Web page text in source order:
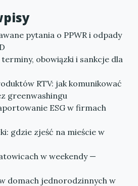
pytania o PPWR i odpady
obowiązki i sankcje dla
RTV: jak komunikować
greenwashingu
ESG w firmach
gdzie zjeść na mieście w
w weekendy —
domach jednorodzinnych w